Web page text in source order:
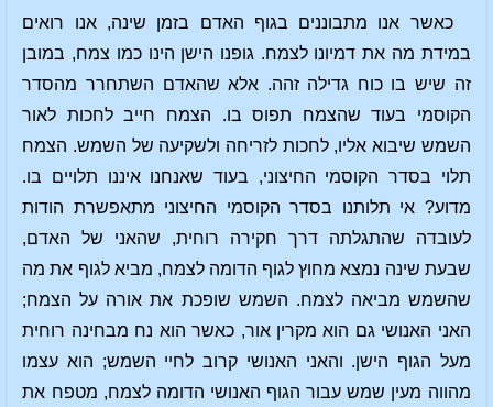
כאשר אנו מתבוננים בגוף האדם בזמן שינה, אנו רואים
במידת מה את דמיונו לצמח. גופנו הישן הינו כמו צמח, במובן
זה שיש בו כוח גדילה זהה. אלא שהאדם השתחרר מהסדר
הקוסמי בעוד שהצמח תפוס בו. הצמח חייב לחכות לאור
השמש שיבוא אליו, לחכות לזריחה ולשקיעה של השמש. הצמח
תלוי בסדר הקוסמי החיצוני, בעוד שאנחנו איננו תלויים בו.
מדוע? אי תלותנו בסדר הקוסמי החיצוני מתאפשרת הודות
לעובדה שהתגלתה דרך חקירה רוחית, שהאני של האדם,
שבעת שינה נמצא מחוץ לגוף הדומה לצמח, מביא לגוף את מה
שהשמש מביאה לצמח. השמש שופכת את אורה על הצמח;
האני האנושי גם הוא מקרין אור, כאשר הוא נח מבחינה רוחית
מעל הגוף הישן. והאני האנושי קרוב לחיי השמש; הוא עצמו
מהווה מעין שמש עבור הגוף האנושי הדומה לצמח, מטפח את